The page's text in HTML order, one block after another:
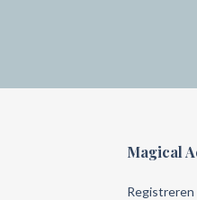
Magical
Registreren